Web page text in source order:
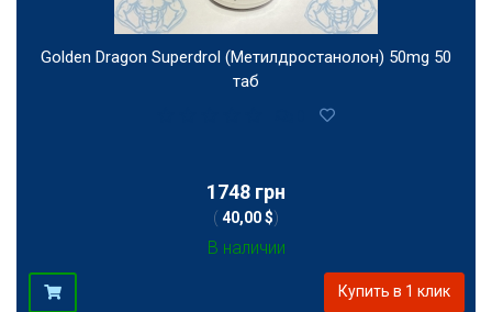
Golden Dragon Superdrol (Метилдростанолон) 50mg 50
таб
1748 грн
( 40,00 $)
В наличии
Купить в 1 клик